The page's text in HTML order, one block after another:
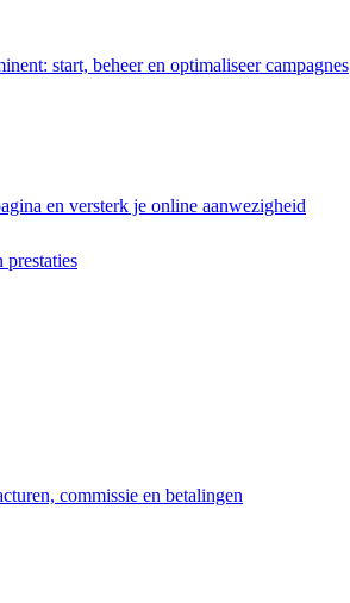
start, beheer en optimaliseer campagnes
en versterk je online aanwezigheid
commissie en betalingen